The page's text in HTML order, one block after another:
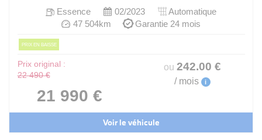
Essence 02/2023
Automatique
47 504km
Garantie 24 mois
PRIX EN BAISSE
Prix original :
22 490 €
21 990 €
ou 242.00 €
/ mois i
Voir le véhicule